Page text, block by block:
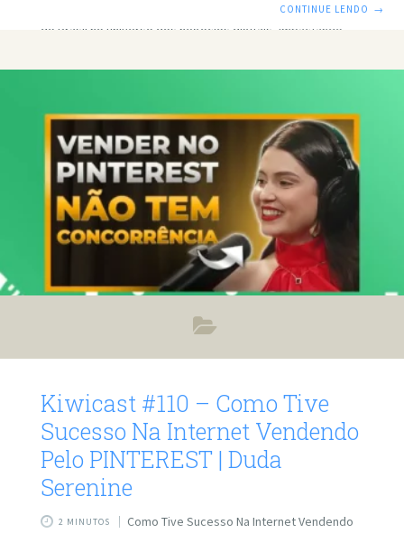
inovador, ele se destacou como um dos principais nomes
do Brasil no universo dos negócios digitais, impactando
Caio Calderaro antes de ficar milionário trabalhando na CLT
internet tem mais de 40 mil ALUNOS Mora em Jurerê
CONTINUE LENDO →
Kiwicast #110 – Como Tive
Sucesso Na Internet Vendendo
Pelo PINTEREST | Duda
Serenine
2 MINUTOS
Como Tive Sucesso Na Internet Vendendo